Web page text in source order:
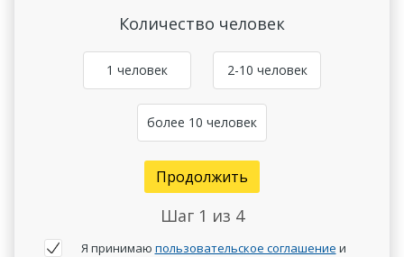
Количество человек
1 человек 2-10 человек
более 10 человек
Продолжить
Шаг 1 из 4
Я принимаю пользовательское соглашение и